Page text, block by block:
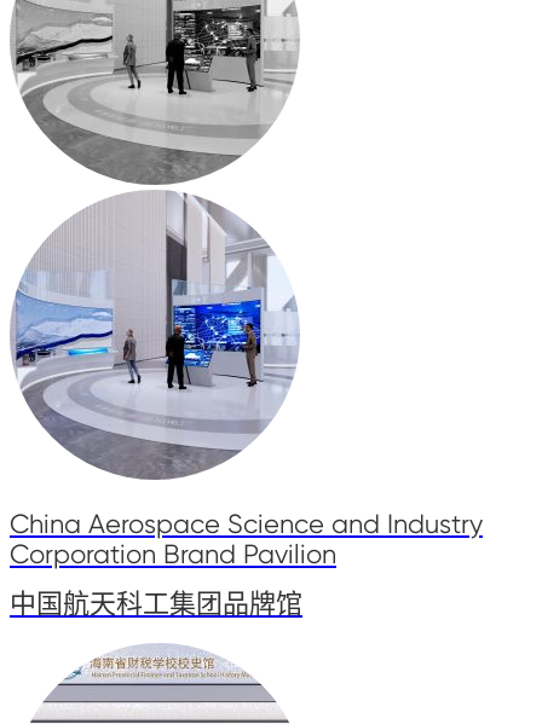
China Aerospace Science and Industry
Corporation Brand Pavilion
中国航天科工集团品牌馆